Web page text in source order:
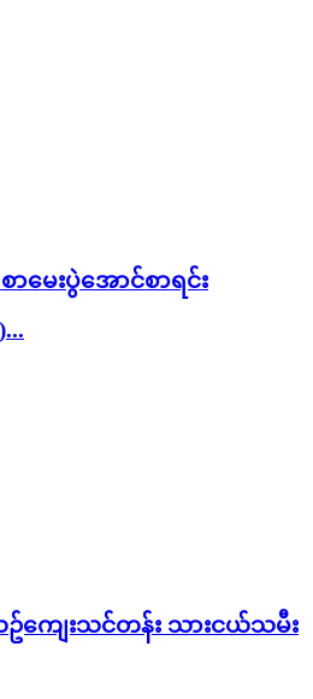
မေးပွဲအောင်စာရင်း
ကျေးသင်တန်း သားငယ်သမီး